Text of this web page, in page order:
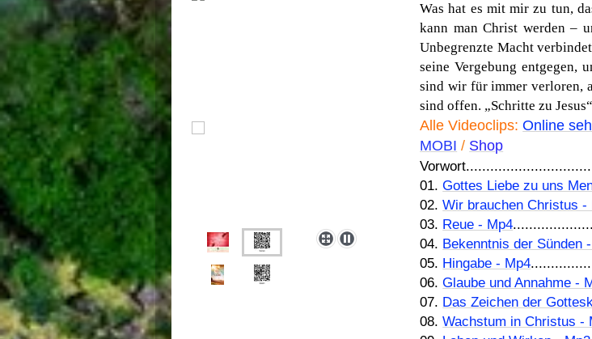
Was hat es mit mir zu tun,
kann man Christ werden –
Unbegrenzte Macht
seine Vergebung entgegen,
sind wir für immer verloren,
sind offen. „Schritte zu
Alle Videoclips: Online
MOBI / Shop
01. Gottes Liebe zu uns
02. Wir brauchen Christus -
03. Reue - Mp4
04. Bekenntnis der Sünden
05. Hingabe - Mp4
06. Glaube und Annahme -
07. Das Zeichen der
08. Wachstum in Christus -